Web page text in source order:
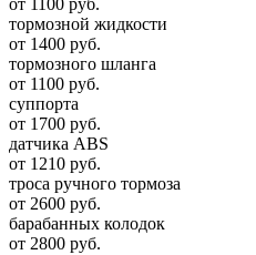
от 1100 руб.
тормозной жидкости
от 1400 руб.
тормозного шланга
от 1100 руб.
суппорта
от 1700 руб.
датчика ABS
от 1210 руб.
троса ручного тормоза
от 2600 руб.
барабанных колодок
от 2800 руб.